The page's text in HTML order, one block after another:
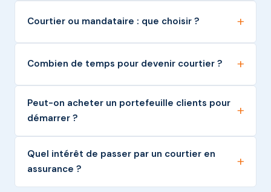
Courtier ou mandataire : que choisir ?
Combien de temps pour devenir courtier ?
Peut-on acheter un portefeuille clients pour
démarrer ?
Quel intérêt de passer par un courtier en
assurance ?